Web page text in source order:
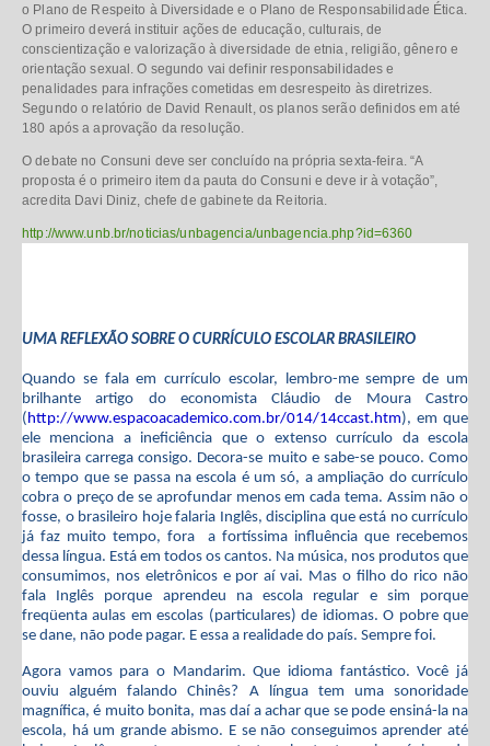
o Plano de Respeito à Diversidade e o Plano de Responsabilidade Ética.
O primeiro deverá instituir ações de educação, culturais, de
conscientização e valorização à diversidade de etnia, religião, gênero e
orientação sexual. O segundo vai definir responsabilidades e
penalidades para infrações cometidas em desrespeito às diretrizes.
Segundo o relatório de David Renault, os planos serão definidos em até
180 após a aprovação da resolução.
O debate no Consuni deve ser concluído na própria sexta-feira. “A
proposta é o primeiro item da pauta do Consuni e deve ir à votação”,
acredita Davi Diniz, chefe de gabinete da Reitoria.
http://www.unb.br/noticias/unbagencia/unbagencia.php?id=6360
UMA REFLEXÃO SOBRE O CURRÍCULO ESCOLAR BRASILEIRO
Quando se fala em currículo escolar, lembro-me sempre de um
brilhante artigo do economista Cláudio de Moura Castro
( http://www.espacoacademico.com.br/014/14ccast.htm), em que
ele menciona a ineficiência que o extenso currículo da escola
brasileira carrega consigo. Decora-se muito e sabe-se pouco. Como
o tempo que se passa na escola é um só, a ampliação do currículo
cobra o preço de se aprofundar menos em cada tema. Assim não o
fosse, o brasileiro hoje falaria Inglês, disciplina que está no currículo
já faz muito tempo, fora a fortíssima influência que recebemos
dessa língua. Está em todos os cantos. Na música, nos produtos que
consumimos, nos eletrônicos e por aí vai. Mas o filho do rico não
fala Inglês porque aprendeu na escola regular e sim porque
freqüenta aulas em escolas (particulares) de idiomas. O pobre que
se dane, não pode pagar. E essa a realidade do país. Sempre foi.
Agora vamos para o Mandarim. Que idioma fantástico. Você já
ouviu alguém falando Chinês? A língua tem uma sonoridade
magnífica, é muito bonita, mas daí a achar que se pode ensiná-la na
escola, há um grande abismo. E se não conseguimos aprender até